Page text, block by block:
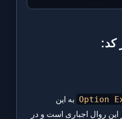
کد:
Option
به این
این روال اجباری است و در